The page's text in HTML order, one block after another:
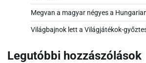
Megvan a magyar négyes a
Világbajnok lett a Világjátékok-
Legutóbbi hozzászólások